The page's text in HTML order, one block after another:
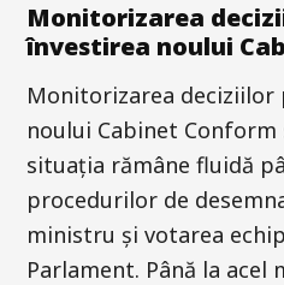
Monitorizarea
învestirea noului
Monitorizarea deciziilor
noului Cabinet
situația rămâne fluidă
procedurilor de
ministru și votarea
Parlament. Până la acel